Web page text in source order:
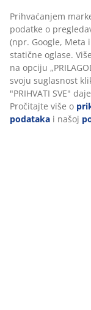
Fleksibilne
Brza i
Poliesterska/
50x50 cm
BROJ ARTIKLA:
Prihvaćanjem
podatke o
(npr. Google, Meta
statične oglase.
na opciju
svoju suglasnost
"PRIHVATI SVE"
Pročitajte više o
podataka i našoj